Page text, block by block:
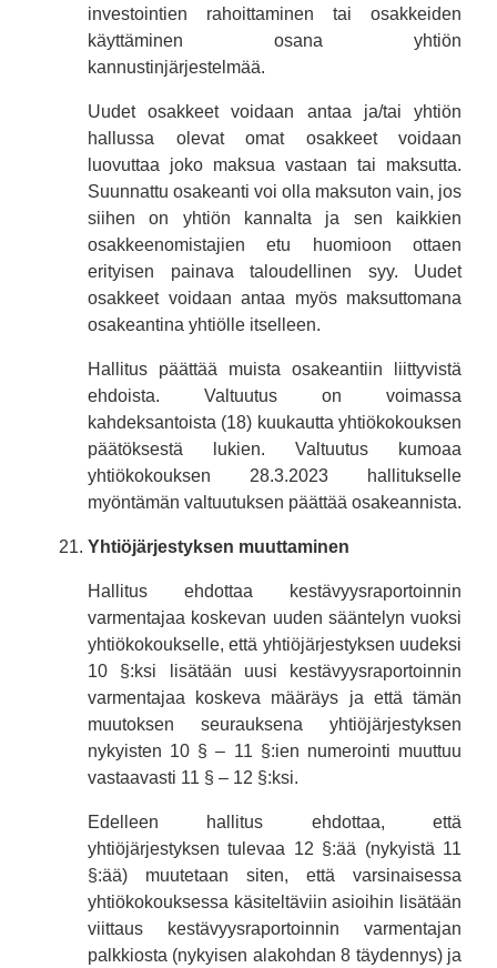
investointien rahoittaminen tai osakkeiden
käyttäminen osana yhtiön
kannustinjärjestelmää.
Uudet osakkeet voidaan antaa ja/tai yhtiön
hallussa olevat omat osakkeet voidaan
luovuttaa joko maksua vastaan tai maksutta.
Suunnattu osakeanti voi olla maksuton vain, jos
siihen on yhtiön kannalta ja sen kaikkien
osakkeenomistajien etu huomioon ottaen
erityisen painava taloudellinen syy. Uudet
osakkeet voidaan antaa myös maksuttomana
osakeantina yhtiölle itselleen.
Hallitus päättää muista osakeantiin liittyvistä
ehdoista. Valtuutus on voimassa
kahdeksantoista (18) kuukautta yhtiökokouksen
päätöksestä lukien. Valtuutus kumoaa
yhtiökokouksen 28.3.2023 hallitukselle
myöntämän valtuutuksen päättää osakeannista.
Yhtiöjärjestyksen muuttaminen
Hallitus ehdottaa kestävyysraportoinnin
varmentajaa koskevan uuden sääntelyn vuoksi
yhtiökokoukselle, että yhtiöjärjestyksen uudeksi
10 §:ksi lisätään uusi kestävyysraportoinnin
varmentajaa koskeva määräys ja että tämän
muutoksen seurauksena yhtiöjärjestyksen
nykyisten 10 § – 11 §:ien numerointi muuttuu
vastaavasti 11 § – 12 §:ksi.
Edelleen hallitus ehdottaa, että
yhtiöjärjestyksen tulevaa 12 §:ää (nykyistä 11
§:ää) muutetaan siten, että varsinaisessa
yhtiökokouksessa käsiteltäviin asioihin lisätään
viittaus kestävyysraportoinnin varmentajan
palkkiosta (nykyisen alakohdan 8 täydennys) ja